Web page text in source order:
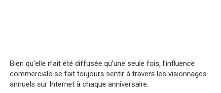
Bien qu’elle n’ait été diffusée qu’une seule fois, l’influence
commerciale se fait toujours sentir à travers les visionnages
annuels sur Internet à chaque anniversaire.